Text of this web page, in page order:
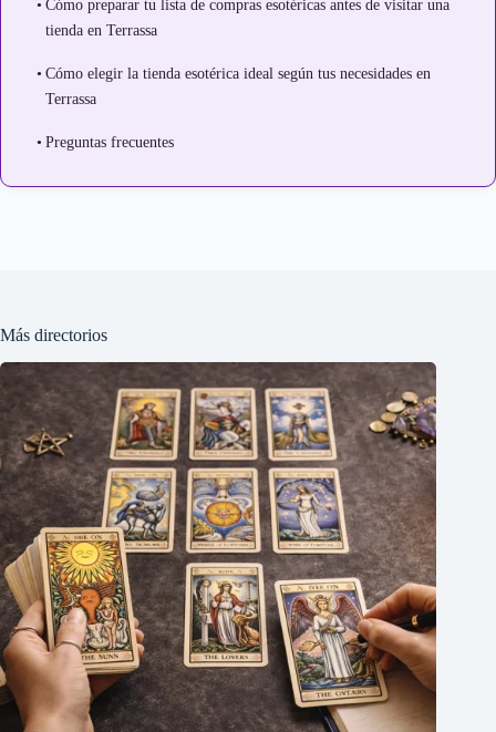
Cómo preparar tu lista de compras esotéricas antes de visitar una
tienda en Terrassa
Cómo elegir la tienda esotérica ideal según tus necesidades en
Terrassa
Preguntas frecuentes
Más directorios